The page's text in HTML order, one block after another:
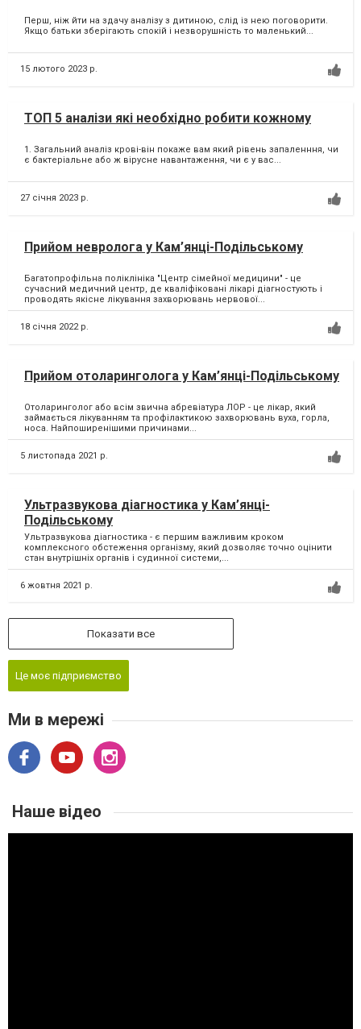
Перш, ніж йти на здачу аналізу з дитиною, слід із нею поговорити.
Якщо батьки зберігають спокій і незворушність то маленький...
15 лютого 2023 р.
ТОП 5 аналізи які необхідно робити кожному
1. Загальний аналіз крові-він покаже вам який рівень запаленння, чи
є бактеріальне або ж вірусне навантаження, чи є у вас...
27 січня 2023 р.
Прийом невролога у Кам’янці-Подільському
Багатопрофільна поліклініка "Центр сімейної медицини" - це
сучасний медичний центр, де кваліфіковані лікарі діагностують і
проводять якісне лікування захворювань нервової...
18 січня 2022 р.
Прийом отоларинголога у Кам’янці-Подільському
Отоларинголог або всім звична абревіатура ЛОР - це лікар, який
займається лікуванням та профілактикою захворювань вуха, горла,
носа. Найпоширенішими причинами...
5 листопада 2021 р.
Ультразвукова діагностика у Кам’янці-
Подільському
Ультразвукова діагностика - є першим важливим кроком
комплексного обстеження організму, який дозволяє точно оцінити
стан внутрішніх органів і судинної системи,...
6 жовтня 2021 р.
Показати все
Це моє підприємство
Ми в мережі
Наше відео